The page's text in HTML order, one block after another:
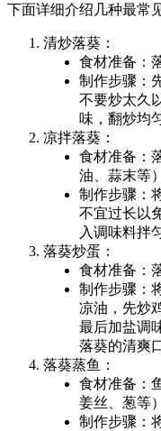
下面详细介绍几种最常
清炒落葵：
食材准备：
制作步骤：
不要炒太久
味，翻炒均
凉拌落葵：
食材准备：
油、蒜末等
制作步骤：
不宜过长以
入调味料拌
落葵炒蛋：
食材准备：
制作步骤：
凉油，先炒
最后加盐调
落葵的清爽
落葵蒸鱼：
食材准备：
姜丝、葱等
制作步骤：